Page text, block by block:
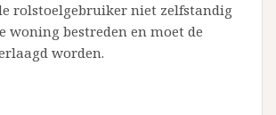
rolstoelgebruiker niet zelfstandig
woning bestreden en moet de
worden.